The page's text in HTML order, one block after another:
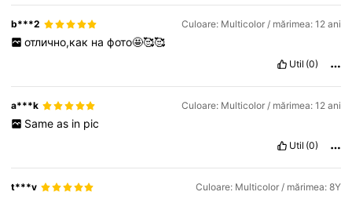
b***2 Culoare: Multicolor / mărimea: 12 ani
отлично,как на фото🤩🥰🥰
Util (0)
a***k Culoare: Multicolor / mărimea: 12 ani
Same as in pic
Util (0)
t***v Culoare: Multicolor / mărimea: 8Y